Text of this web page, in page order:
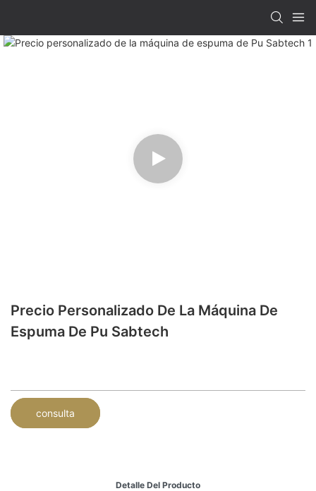
Precio Personalizado De La Máquina De
Espuma De Pu Sabtech
consulta
Detalle Del Producto